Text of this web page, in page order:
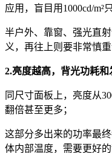
应用，盲目用1000cd/m²
半户外、靠窗、强光直
义，再往上则要非常慎重
2.亮度越高，背光功耗和
同尺寸面板上，亮度从
翻倍甚至更多；
这部分多出来的功率最
体内部温度，需要更好